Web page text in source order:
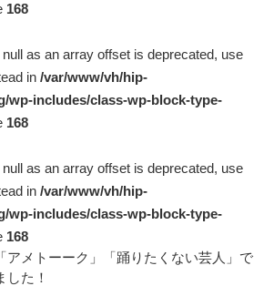
168
as an array offset is deprecated, use
in /var/www/vh/hip-
wp-includes/class-wp-block-type-
168
as an array offset is deprecated, use
in /var/www/vh/hip-
wp-includes/class-wp-block-type-
168
アメトーーク」「踊りたくない芸人」で
した！